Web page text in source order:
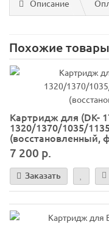
Описание
Похожие товары
Картридж для (DK-
1320/1370/1035/
(восстановленный,
7 200 р.
Заказать